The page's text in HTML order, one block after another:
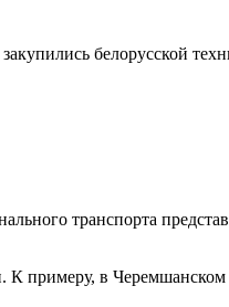
белорусской
транспорта
К примеру, в